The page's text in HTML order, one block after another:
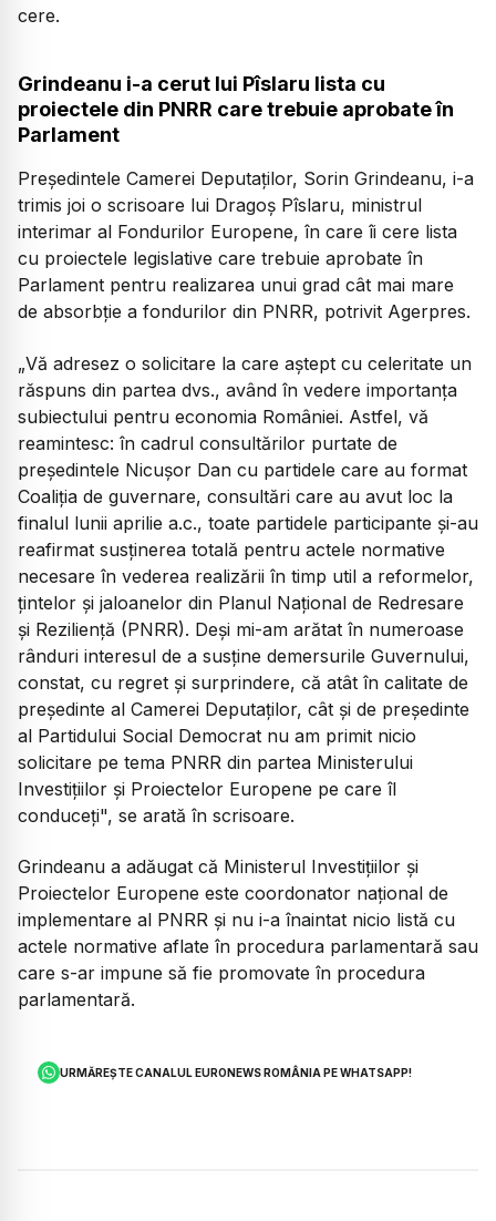
cere.
Grindeanu i-a cerut lui Pîslaru lista cu
proiectele din PNRR care trebuie aprobate în
Parlament
Preşedintele Camerei Deputaţilor, Sorin Grindeanu, i-a
trimis joi o scrisoare lui Dragoş Pîslaru, ministrul
interimar al Fondurilor Europene, în care îi cere lista
cu proiectele legislative care trebuie aprobate în
Parlament pentru realizarea unui grad cât mai mare
de absorbţie a fondurilor din PNRR, potrivit Agerpres.
„Vă adresez o solicitare la care aştept cu celeritate un
răspuns din partea dvs., având în vedere importanţa
subiectului pentru economia României. Astfel, vă
reamintesc: în cadrul consultărilor purtate de
preşedintele Nicuşor Dan cu partidele care au format
Coaliţia de guvernare, consultări care au avut loc la
finalul lunii aprilie a.c., toate partidele participante şi-au
reafirmat susţinerea totală pentru actele normative
necesare în vederea realizării în timp util a reformelor,
ţintelor şi jaloanelor din Planul Naţional de Redresare
şi Rezilienţă (PNRR). Deşi mi-am arătat în numeroase
rânduri interesul de a susţine demersurile Guvernului,
constat, cu regret şi surprindere, că atât în calitate de
preşedinte al Camerei Deputaţilor, cât şi de preşedinte
al Partidului Social Democrat nu am primit nicio
solicitare pe tema PNRR din partea Ministerului
Investiţiilor şi Proiectelor Europene pe care îl
conduceţi", se arată în scrisoare.
Grindeanu a adăugat că Ministerul Investiţiilor şi
Proiectelor Europene este coordonator naţional de
implementare al PNRR şi nu i-a înaintat nicio listă cu
actele normative aflate în procedura parlamentară sau
care s-ar impune să fie promovate în procedura
parlamentară.
URMĂREȘTE CANALUL EURONEWS ROMÂNIA PE WHATSAPP!